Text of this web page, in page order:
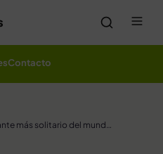
Contacto
El elefante más solitario del mundo es liberado después de 35 años